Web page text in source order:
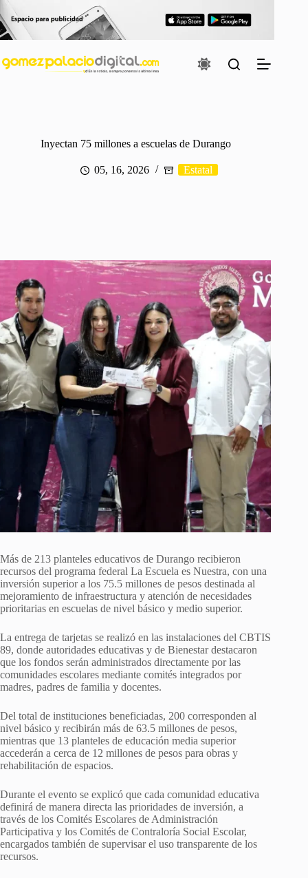
al
contenido
Inyectan 75 millones a escuelas de Durango
05, 16, 2026 Estatal
Más de 213 planteles educativos de Durango recibieron
recursos del programa federal La Escuela es Nuestra, con una
inversión superior a los 75.5 millones de pesos destinada al
mejoramiento de infraestructura y atención de necesidades
prioritarias en escuelas de nivel básico y medio superior.
La entrega de tarjetas se realizó en las instalaciones del CBTIS
89, donde autoridades educativas y de Bienestar destacaron
que los fondos serán administrados directamente por las
comunidades escolares mediante comités integrados por
madres, padres de familia y docentes.
Del total de instituciones beneficiadas, 200 corresponden al
nivel básico y recibirán más de 63.5 millones de pesos,
mientras que 13 planteles de educación media superior
accederán a cerca de 12 millones de pesos para obras y
rehabilitación de espacios.
Durante el evento se explicó que cada comunidad educativa
definirá de manera directa las prioridades de inversión, a
través de los Comités Escolares de Administración
Participativa y los Comités de Contraloría Social Escolar,
encargados también de supervisar el uso transparente de los
recursos.